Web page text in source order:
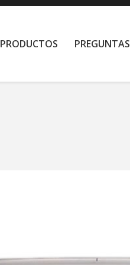
PRODUCTOS PREGUNTAS